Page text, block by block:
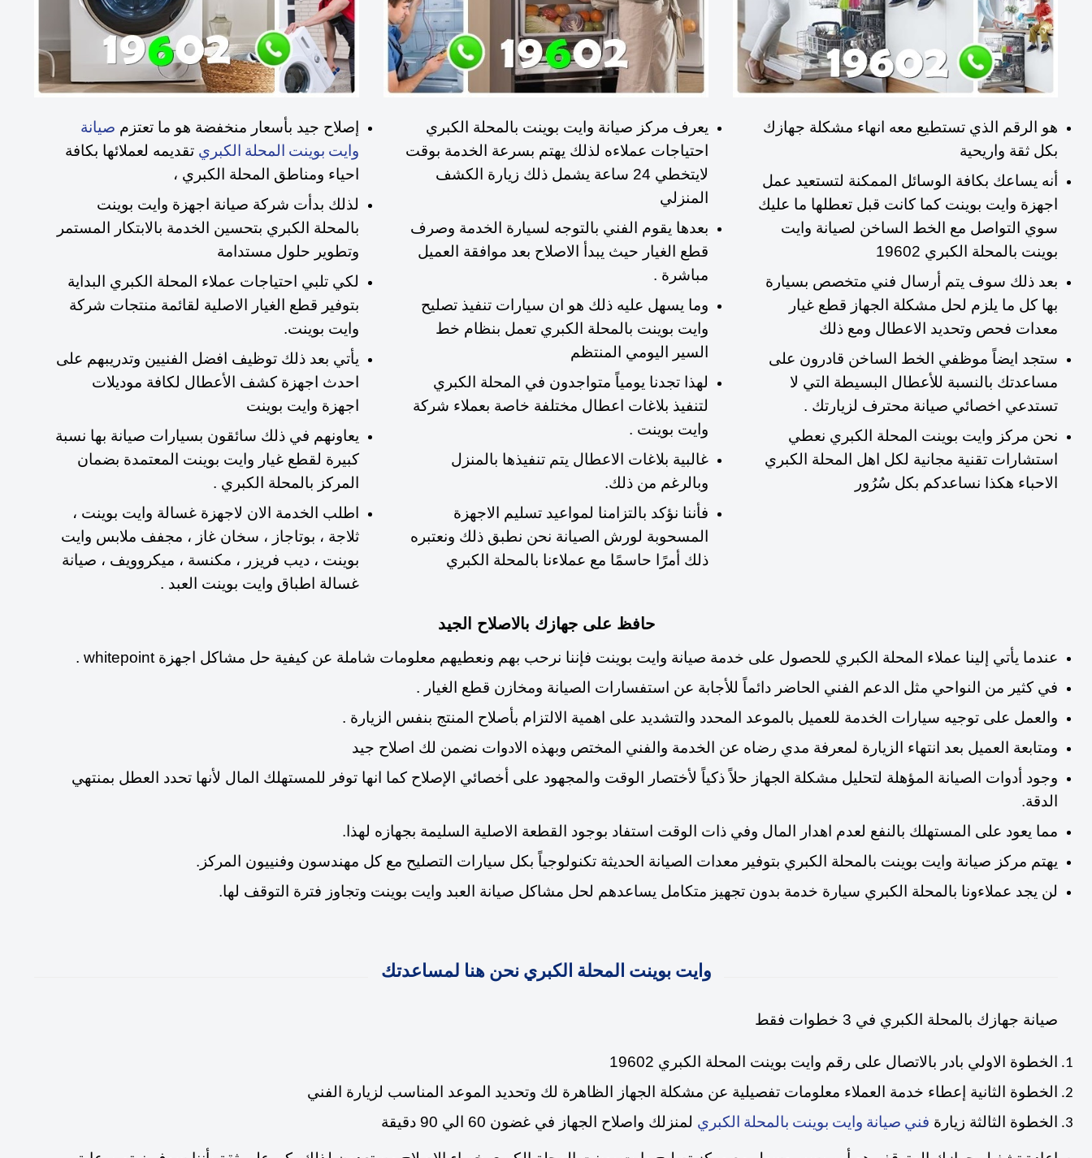
إصلاح جيد بأسعار منخفضة هو ما تعتزم صيانة
وايت بوينت المحلة الكبري تقديمه لعملائها بكافة
احياء ومناطق المحلة الكبري ،
لذلك بدأت شركة صيانة اجهزة وايت بوينت
بالمحلة الكبري بتحسين الخدمة بالابتكار المستمر
وتطوير حلول مستدامة
لكي تلبي احتياجات عملاء المحلة الكبري البداية
بتوفير قطع الغيار الاصلية لقائمة منتجات شركة
وايت بوينت.
يأتي بعد ذلك توظيف افضل الفنيين وتدريبهم على
احدث اجهزة كشف الأعطال لكافة موديلات
اجهزة وايت بوينت
يعاونهم في ذلك سائقون بسيارات صيانة بها نسبة
كبيرة لقطع غيار وايت بوينت المعتمدة بضمان
المركز بالمحلة الكبري .
اطلب الخدمة الان لاجهزة غسالة وايت بوينت ،
ثلاجة ، بوتاجاز ، سخان غاز ، مجفف ملابس وايت
بوينت ، ديب فريزر ، مكنسة ، ميكروويف ، صيانة
غسالة اطباق وايت بوينت العبد .
يعرف مركز صيانة وايت بوينت بالمحلة الكبري
احتياجات عملاءه لذلك يهتم بسرعة الخدمة بوقت
لايتخطي 24 ساعة يشمل ذلك زيارة الكشف
المنزلي
بعدها يقوم الفني بالتوجه لسيارة الخدمة وصرف
قطع الغيار حيث يبدأ الاصلاح بعد موافقة العميل
مباشرة .
وما يسهل عليه ذلك هو ان سيارات تنفيذ تصليح
وايت بوينت بالمحلة الكبري تعمل بنظام خط
السير اليومي المنتظم
لهذا تجدنا يومياً متواجدون في المحلة الكبري
لتنفيذ بلاغات اعطال مختلفة خاصة بعملاء شركة
وايت بوينت .
غالبية بلاغات الاعطال يتم تنفيذها بالمنزل
وبالرغم من ذلك.
فأننا نؤكد بالتزامنا لمواعيد تسليم الاجهزة
المسحوبة لورش الصيانة نحن نطبق ذلك ونعتبره
ذلك أمرًا حاسمًا مع عملاءنا بالمحلة الكبري
هو الرقم الذي تستطيع معه انهاء مشكلة جهازك
بكل ثقة واريحية
أنه يساعك بكافة الوسائل الممكنة لتستعيد عمل
اجهزة وايت بوينت كما كانت قبل تعطلها ما عليك
سوي التواصل مع الخط الساخن لصيانة وايت
بوينت بالمحلة الكبري 19602
بعد ذلك سوف يتم أرسال فني متخصص بسيارة
بها كل ما يلزم لحل مشكلة الجهاز قطع غيار
معدات فحص وتحديد الاعطال ومع ذلك
ستجد ايضاً موظفي الخط الساخن قادرون على
مساعدتك بالنسبة للأعطال البسيطة التي لا
تستدعي اخصائي صيانة محترف لزيارتك .
نحن مركز وايت بوينت المحلة الكبري نعطي
استشارات تقنية مجانية لكل اهل المحلة الكبري
الاحباء هكذا نساعدكم بكل سُرُور
حافظ على جهازك بالاصلاح الجيد
عندما يأتي إلينا عملاء المحلة الكبري للحصول على خدمة صيانة وايت بوينت فإننا نرحب بهم ونعطيهم معلومات شاملة عن كيفية حل مشاكل اجهزة whitepoint .
في كثير من النواحي مثل الدعم الفني الحاضر دائماً للأجابة عن استفسارات الصيانة ومخازن قطع الغيار .
والعمل على توجيه سيارات الخدمة للعميل بالموعد المحدد والتشديد على اهمية الالتزام بأصلاح المنتج بنفس الزيارة .
ومتابعة العميل بعد انتهاء الزيارة لمعرفة مدي رضاه عن الخدمة والفني المختص وبهذه الادوات نضمن لك اصلاح جيد
وجود أدوات الصيانة المؤهلة لتحليل مشكلة الجهاز حلاً ذكياً لأختصار الوقت والمجهود على أخصائي الإصلاح كما انها توفر للمستهلك المال لأنها تحدد العطل بمنتهي
الدقة.
مما يعود على المستهلك بالنفع لعدم اهدار المال وفي ذات الوقت استفاد بوجود القطعة الاصلية السليمة بجهازه لهذا.
يهتم مركز صيانة وايت بوينت بالمحلة الكبري بتوفير معدات الصيانة الحديثة تكنولوجياً بكل سيارات التصليح مع كل مهندسون وفنييون المركز.
لن يجد عملاءونا بالمحلة الكبري سيارة خدمة بدون تجهيز متكامل يساعدهم لحل مشاكل صيانة العبد وايت بوينت وتجاوز فترة التوقف لها.
وايت بوينت المحلة الكبري نحن هنا لمساعدتك
صيانة جهازك بالمحلة الكبري في 3 خطوات فقط
الخطوة الاولي بادر بالاتصال على رقم وايت بوينت المحلة الكبري 19602
الخطوة الثانية إعطاء خدمة العملاء معلومات تفصيلية عن مشكلة الجهاز الظاهرة لك وتحديد الموعد المناسب لزيارة الفني
الخطوة الثالثة زيارة فني صيانة وايت بوينت بالمحلة الكبري لمنزلك واصلاح الجهاز في غضون 60 الي 90 دقيقة